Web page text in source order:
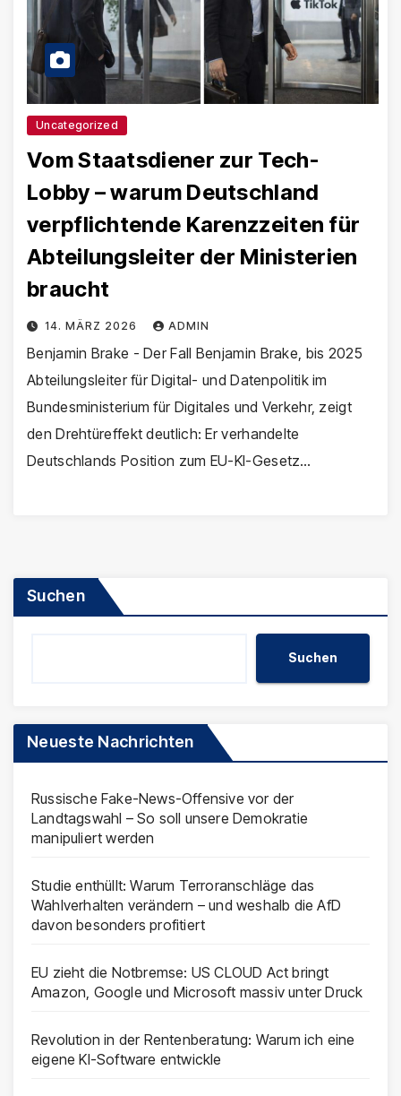
Uncategorized
Vom Staatsdiener zur Tech-
Lobby – warum Deutschland
verpflichtende Karenzzeiten für
Abteilungsleiter der Ministerien
braucht
14. MÄRZ 2026 ADMIN
Benjamin Brake - Der Fall Benjamin Brake, bis 2025
Abteilungsleiter für Digital- und Datenpolitik im
Bundesministerium für Digitales und Verkehr, zeigt
den Drehtüreffekt deutlich: Er verhandelte
Deutschlands Position zum EU-KI-Gesetz…
Suchen
Suchen
Neueste Nachrichten
Russische Fake-News-Offensive vor der
Landtagswahl – So soll unsere Demokratie
manipuliert werden
Studie enthüllt: Warum Terroranschläge das
Wahlverhalten verändern – und weshalb die AfD
davon besonders profitiert
EU zieht die Notbremse: US CLOUD Act bringt
Amazon, Google und Microsoft massiv unter Druck
Revolution in der Rentenberatung: Warum ich eine
eigene KI-Software entwickle